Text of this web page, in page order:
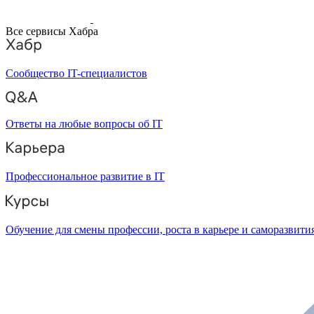
Все сервисы Хабра
Сообщество IT-специалистов
Ответы на любые вопросы об IT
Профессиональное развитие в IT
Обучение для смены профессии, роста в карьере и